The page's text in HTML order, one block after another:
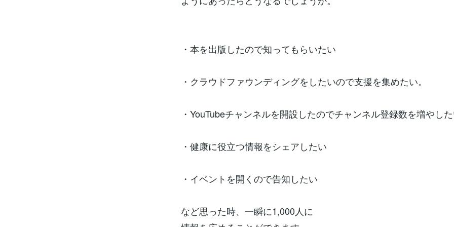
・本を出版したので知ってもらいたい
・クラウドファウンディングをしたいので支援を集めたい。
・YouTubeチャンネルを開設したのでチャンネル登録数を増やし
・健康に役立つ情報をシェアしたい
・イベントを開くので告知したい
など思った時、一瞬に1,000人に